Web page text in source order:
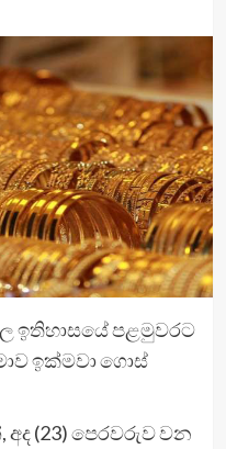
ඉතිහාසයේ පළමුවරට
ඉක්මවා ගොස්
අද (23) පෙරවරුව වන